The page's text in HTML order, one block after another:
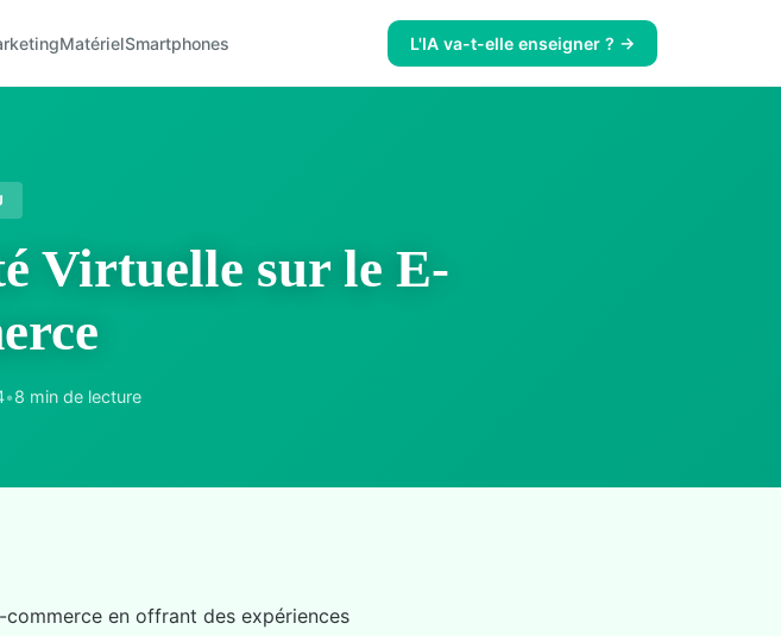
MatérielSmartphones L'IA va-t-elle enseigner ? →
Virtuelle sur le E-
•8 min de lecture
en offrant des expériences